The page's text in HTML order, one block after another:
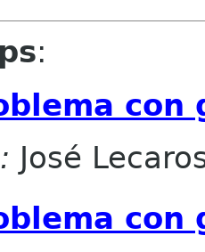
:
con
José
con